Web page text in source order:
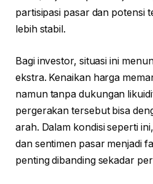
partisipasi pasar dan potensi
lebih stabil.
Bagi investor, situasi ini
ekstra. Kenaikan harga
namun tanpa dukungan
pergerakan tersebut bisa
arah. Dalam kondisi seperti
dan sentimen pasar menjadi
penting dibanding sekadar